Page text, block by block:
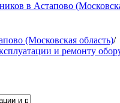
в Астапово
(Московская область)/
и ремонту